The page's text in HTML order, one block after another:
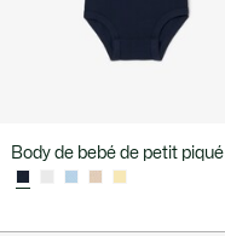
Body de bebé de petit piqué